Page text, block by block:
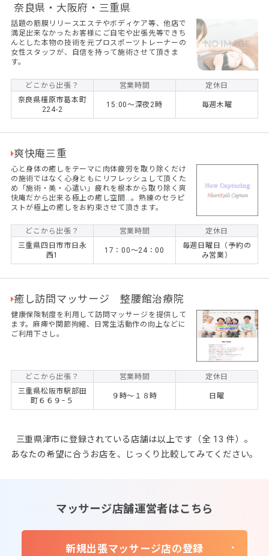
奈良県・大阪府・三重県
話題の筋膜リリースエステやボディケア等、他店で
満足出来なかったお客様にご自宅や出張先等できち
んとした本物の技術を元プロスポーツトレーナーの
女性スタッフが、自信を持って施術させて頂きま
す。
どこから出張？ 営業時間
定休日
奈良県橿原市葛本町
224-2
15:00～深夜2時 毎週木曜
爽快庵三重
心と身体の癒しをテーマに肉体疲労を取り除くだけ
の施術ではなく心身ともにリフレッシュして頂くた
め「施術・美・心遣い」疲れを根本から取り除く爽
快庵だから出来る極上の癒し空間…。熟練のセラピ
ストが極上の癒しをお約束させて頂きます。
どこから出張？ 営業時間
定休日
三重県四日市市日永
西1
17：00～24：00
毎週日曜日（予約の
み営業）
癒し訪問マッサージ 整腰館治療院
健康保険制度を利用して訪問マッサージを提供して
ます。麻痺や関節拘縮、日常生活動作の向上などに
ご利用下さし。
どこから出張？ 営業時間
定休日
三重県松阪市駅部田
町６６９−５
９時〜１８時 日曜
三重県津市に登録されている店舗は以上です（全 13 件）。
あなたの希望に合うお店を、じっくり比較してみてください。
マッサージ店舗運営者はこちら
新規出張マッサージ店の登録